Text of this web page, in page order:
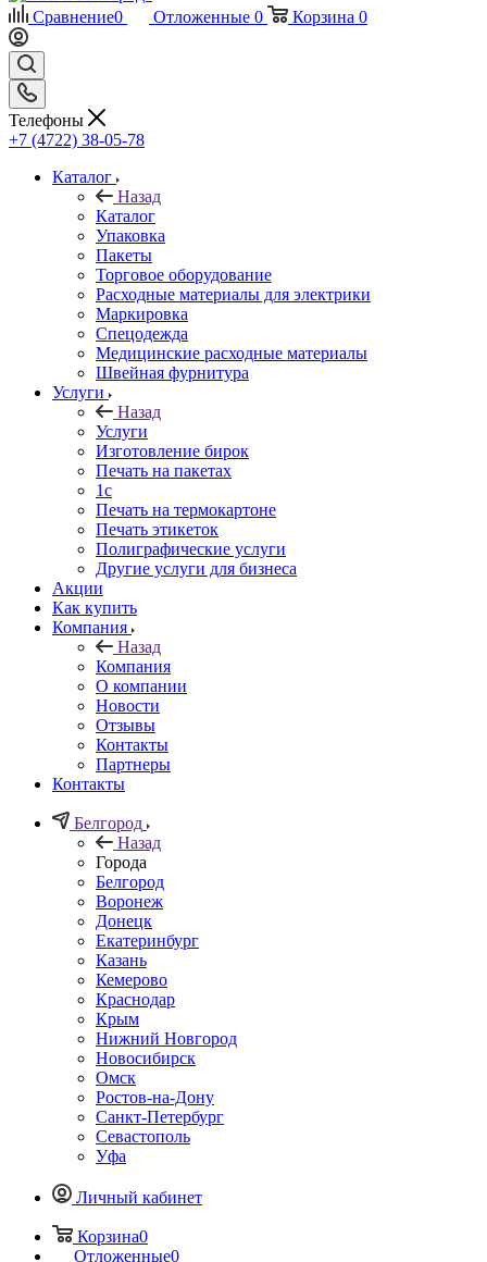
Сравнение0 Отложенные 0 Корзина 0
Телефоны
+7 (4722) 38-05-78
Каталог
Назад
Каталог
Упаковка
Пакеты
Торговое оборудование
Расходные материалы для электрики
Маркировка
Спецодежда
Медицинские расходные материалы
Швейная фурнитура
Услуги
Назад
Услуги
Изготовление бирок
Печать на пакетах
1c
Печать на термокартоне
Печать этикеток
Полиграфические услуги
Другие услуги для бизнеса
Акции
Как купить
Компания
Назад
Компания
О компании
Новости
Отзывы
Контакты
Партнеры
Контакты
Белгород
Назад
Города
Белгород
Воронеж
Донецк
Екатеринбург
Казань
Кемерово
Краснодар
Крым
Нижний Новгород
Новосибирск
Омск
Ростов-на-Дону
Санкт-Петербург
Севастополь
Уфа
Личный кабинет
Корзина0
Отложенные0